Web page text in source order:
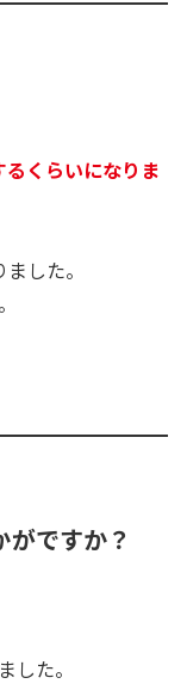
くらいになりま
した。
ですか？
した。